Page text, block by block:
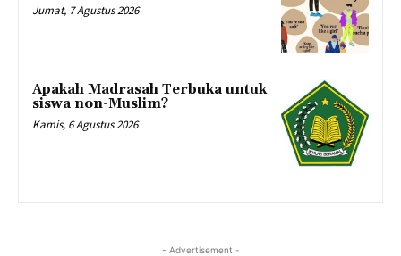
Jumat, 7 Agustus 2026
Apakah Madrasah Terbuka untuk
siswa non-Muslim?
Kamis, 6 Agustus 2026
- Advertisement -